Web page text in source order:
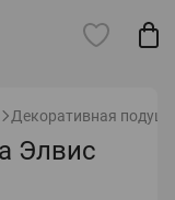
Декоративная
Элвис